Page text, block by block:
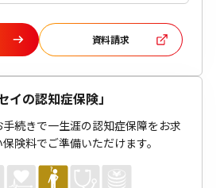
資料請求
イの認知症保険」
続きで一生涯の認知症保障をお求
険料でご準備いただけます。